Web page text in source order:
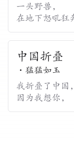
一头野兽，
在地下怒吼狂
中国折叠
· 猛猛如玉
我折叠了中国，
因为我想你，